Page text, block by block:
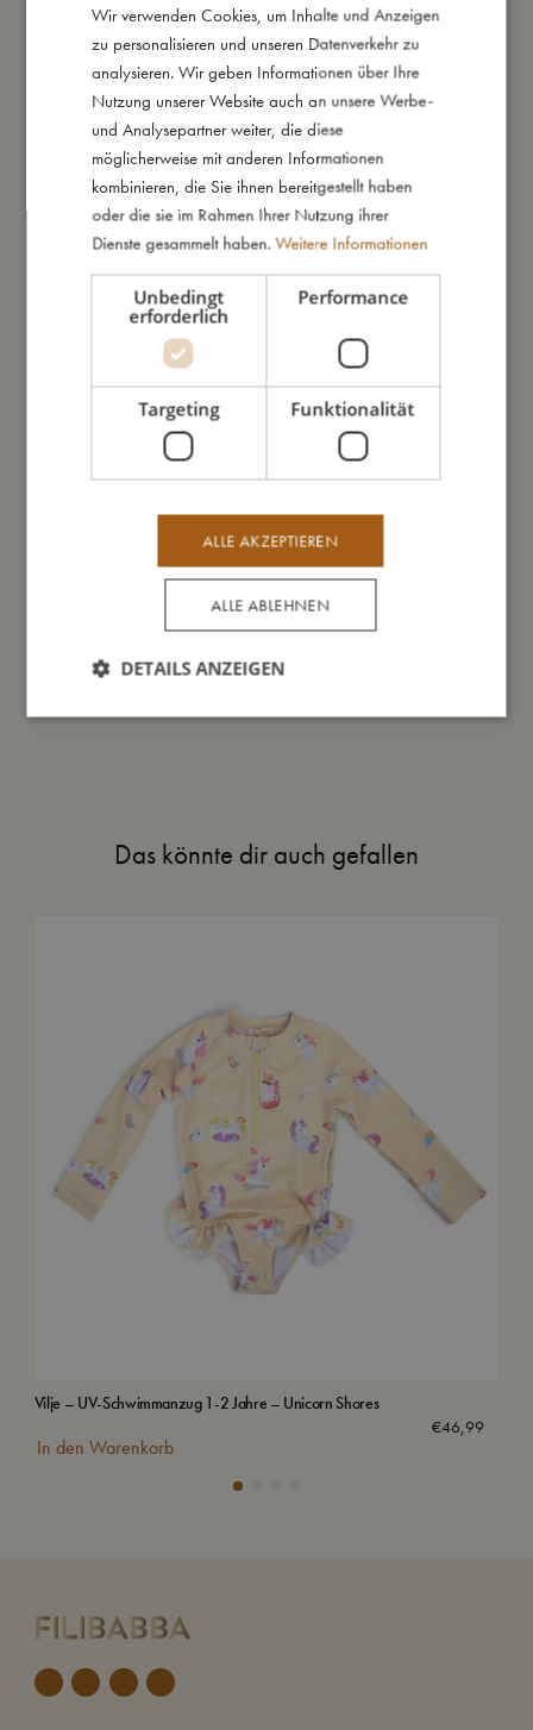
Die Dose ist aus 100 % lebensmittelechtem Silikon hergestellt
und hat eine weiche Oberfläche, die sich angenehm anfühlt.
Silikon ist ein sehr widerstandsfähiges Material, das im
Gegensatz zu Plastik weder reißt noch zerbricht. Unsere
Snack-Dosen sind spülmaschinenfest. So begleiten unsere
lustigen Wale sein Kind bei vielen gemütlichen Mahlzeiten.
Meine besonderen Merkmale:
- Walzenförmige Silikonschalen mit passendem Deckel
- Konfetti-Effekt eingebettet in das Silikon
- Hergestellt aus flexiblem und strapazierfähigem Silikon
- Spülmaschinenfest
Daraus bin ich gemacht
So kannst Du mich pflegen
Das könnte dir auch gefallen
Vilje – UV-Schwimmanzug 1-2 Jahre – Unicorn Shores
€46,99
In den Warenkorb
DANISH
ENGLISH
GERMAN
Wir verwenden Cookies, um Inhalte und Anzeigen
zu personalisieren und unseren Datenverkehr zu
analysieren. Wir geben Informationen über Ihre
Nutzung unserer Website auch an unsere Werbe-
und Analysepartner weiter, die diese
möglicherweise mit anderen Informationen
kombinieren, die Sie ihnen bereitgestellt haben
oder die sie im Rahmen Ihrer Nutzung ihrer
Dienste gesammelt haben. Weitere Informationen
Unbedingt
erforderlich
Performance
Targeting Funktionalität
ALLE AKZEPTIEREN
ALLE ABLEHNEN
DETAILS ANZEIGEN